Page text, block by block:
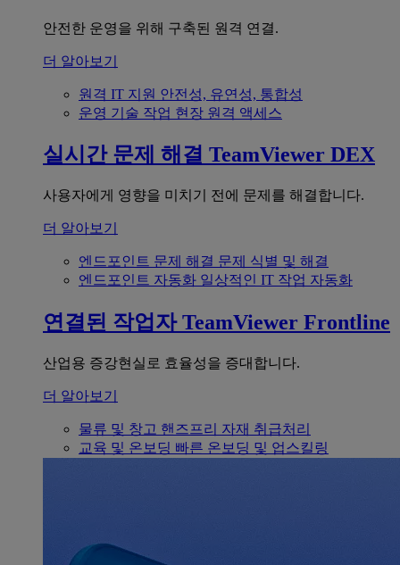
안전한 운영을 위해 구축된 원격 연결.
더 알아보기
원격 IT 지원 안전성, 유연성, 통합성
운영 기술 작업 현장 원격 액세스
실시간 문제 해결 TeamViewer DEX
사용자에게 영향을 미치기 전에 문제를 해결합니다.
더 알아보기
엔드포인트 문제 해결 문제 식별 및 해결
엔드포인트 자동화 일상적인 IT 작업 자동화
연결된 작업자 TeamViewer Frontline
산업용 증강현실로 효율성을 증대합니다.
더 알아보기
물류 및 창고 핸즈프리 자재 취급처리
교육 및 온보딩 빠른 온보딩 및 업스킬링